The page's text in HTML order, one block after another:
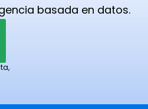
basada en datos.